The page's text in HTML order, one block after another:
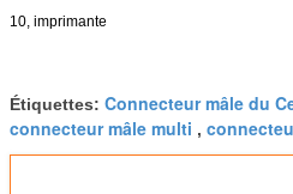
10, imprimante
Étiquettes: Connecteur mâle du
connecteur mâle multi ,